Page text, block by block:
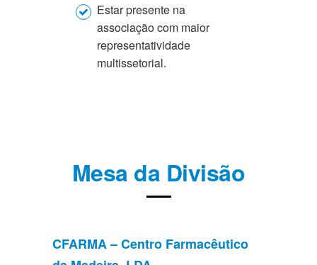
Estar presente na
associação com maior
representatividade
multissetorial.
Mesa da Divisão
CFARMA – Centro Farmacêutico